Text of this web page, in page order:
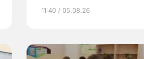
11:40 / 05.08.26